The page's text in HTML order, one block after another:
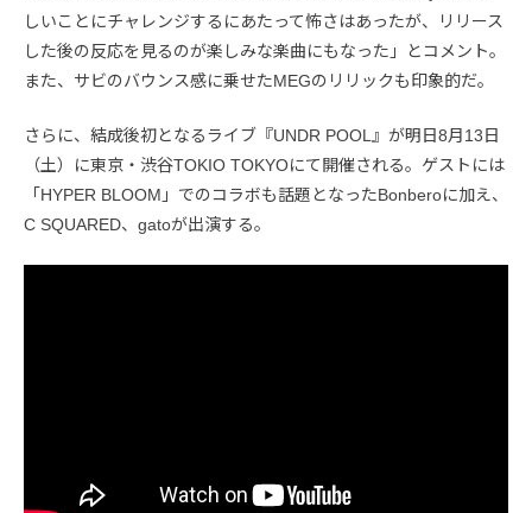
しいことにチャレンジするにあたって怖さはあったが、リリース
した後の反応を見るのが楽しみな楽曲にもなった」とコメント。
また、サビのバウンス感に乗せたMEGのリリックも印象的だ。
さらに、結成後初となるライブ『UNDR POOL』が明日8月13日
（土）に東京・渋谷TOKIO TOKYOにて開催される。ゲストには
「HYPER BLOOM」でのコラボも話題となったBonberoに加え、
C SQUARED、gatoが出演する。